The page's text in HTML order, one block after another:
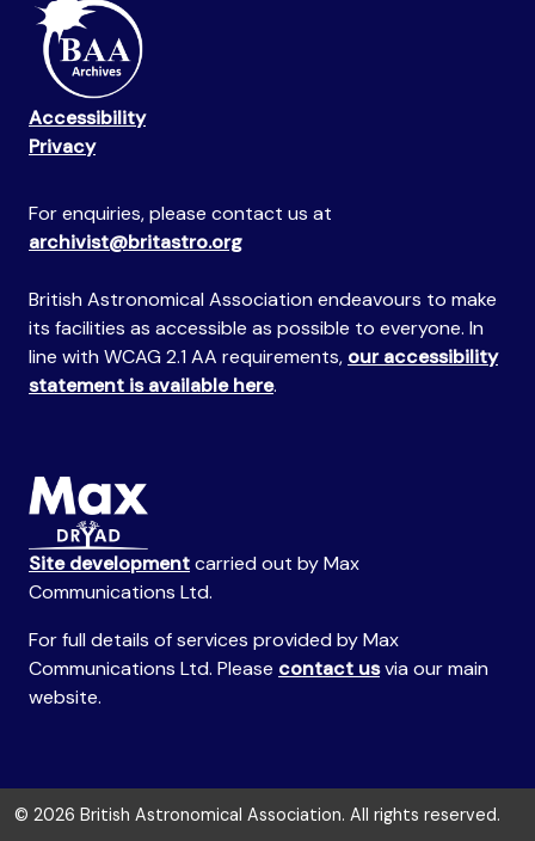
Accessibility
Privacy
For enquiries, please contact us at
archivist@britastro.org
British Astronomical Association endeavours to make
its facilities as accessible as possible to everyone. In
line with WCAG 2.1 AA requirements, our accessibility
statement is available here.
Site developmentcarried out by Max
Communications Ltd.
For full details of services provided by Max
Communications Ltd. Please contact usvia our main
website.
© 2026 British Astronomical Association. All rights reserved.